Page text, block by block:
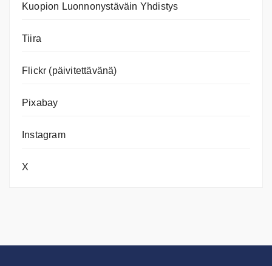
Kuopion Luonnonystäväin Yhdistys
Tiira
Flickr (päivitettävänä)
Pixabay
Instagram
X